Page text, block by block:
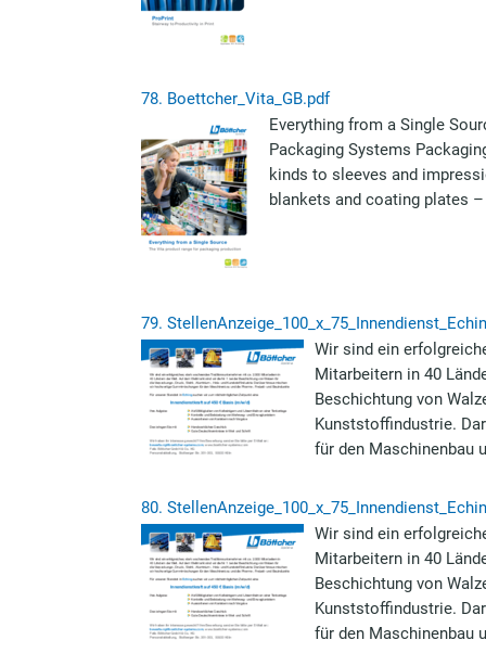
78. Boettcher_Vita_GB.pdf
Everything from a Single
Packaging Systems
kinds to sleeves and
blankets and coating plates
79.
Wir sind ein
Mitarbeitern in 40
Beschichtung von
Kunststoffindustrie.
für den Maschinenbau
80.
Wir sind ein
Mitarbeitern in 40
Beschichtung von
Kunststoffindustrie.
für den Maschinenbau